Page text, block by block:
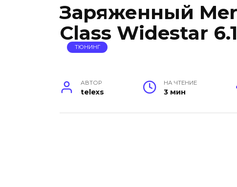
Заряженный
Class Widestar
ТЮНИНГ
АВТОР
telexs
НА ЧТЕНИЕ
3 мин